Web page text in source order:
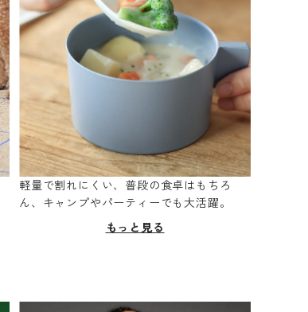
軽量で割れにくい、普段の食卓はもちろ
ん、キャンプやパーティーでも大活躍。
もっと見る